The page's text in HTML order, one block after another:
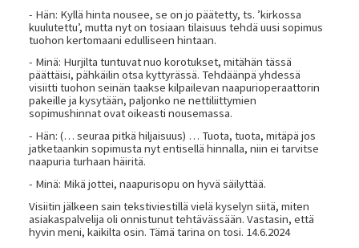
- Hän: Kyllä hinta nousee, se on jo päätetty, ts. ’kirkossa
kuulutettu’, mutta nyt on tosiaan tilaisuus tehdä uusi sopimus
tuohon kertomaani edulliseen hintaan.
- Minä: Hurjilta tuntuvat nuo korotukset, mitähän tässä
päättäisi, pähkäilin otsa kyttyrässä. Tehdäänpä yhdessä
visiitti tuohon seinän taakse kilpailevan naapurioperaattorin
pakeille ja kysytään, paljonko ne nettiliittymien
sopimushinnat ovat oikeasti nousemassa.
- Hän: (… seuraa pitkä hiljaisuus) … Tuota, tuota, mitäpä jos
jatketaankin sopimusta nyt entisellä hinnalla, niin ei tarvitse
naapuria turhaan häiritä.
- Minä: Mikä jottei, naapurisopu on hyvä säilyttää.
Visiitin jälkeen sain tekstiviestillä vielä kyselyn siitä, miten
asiakaspalvelija oli onnistunut tehtävässään. Vastasin, että
hyvin meni, kaikilta osin. Tämä tarina on tosi. 14.6.2024